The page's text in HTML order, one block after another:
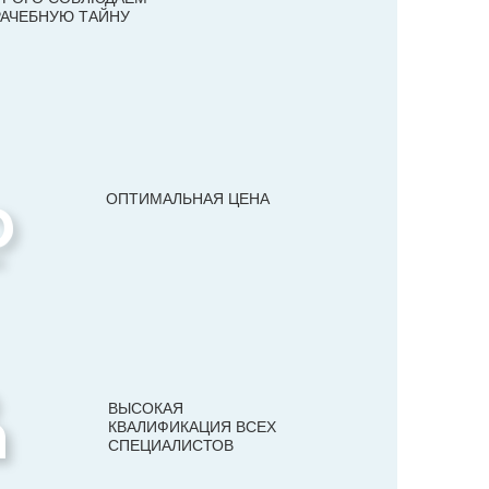
ТАЙНУ
ОПТИМАЛЬНАЯ ЦЕНА
ВЫСОКАЯ
КВАЛИФИКАЦИЯ ВСЕХ
СПЕЦИАЛИСТОВ